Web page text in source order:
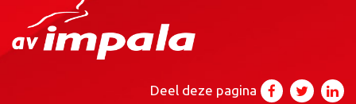
Deel deze pagina